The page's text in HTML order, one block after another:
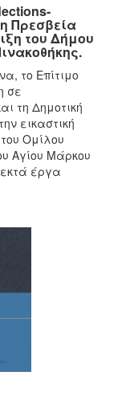
Πρεσβεία
του Δήμου
το Επίτιμο
σε
τη Δημοτική
εικαστική
Ομίλου
Αγίου Μάρκου
έργα